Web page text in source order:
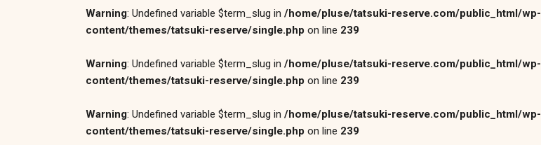
Warning: Undefined variable $term_slug in /home/pluse/tatsuki-reserve.com/public_html/wp-
content/themes/tatsuki-reserve/single.php on line 239
Warning: Undefined variable $term_slug in /home/pluse/tatsuki-reserve.com/public_html/wp-
content/themes/tatsuki-reserve/single.php on line 239
Warning: Undefined variable $term_slug in /home/pluse/tatsuki-reserve.com/public_html/wp-
content/themes/tatsuki-reserve/single.php on line 239